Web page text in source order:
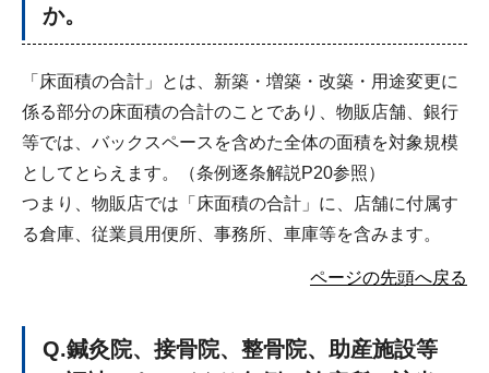
か。
「床面積の合計」とは、新築・増築・改築・用途変更に
係る部分の床面積の合計のことであり、物販店舗、銀行
等では、バックスペースを含めた全体の面積を対象規模
としてとらえます。（条例逐条解説P20参照）
つまり、物販店では「床面積の合計」に、店舗に付属す
る倉庫、従業員用便所、事務所、車庫等を含みます。
ページの先頭へ戻る
Q.鍼灸院、接骨院、整骨院、助産施設等